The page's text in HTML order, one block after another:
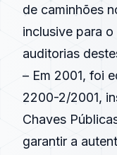
de caminhões
inclusive para
auditorias
– Em 2001, foi
2200-2/2001,
Chaves
garantir a